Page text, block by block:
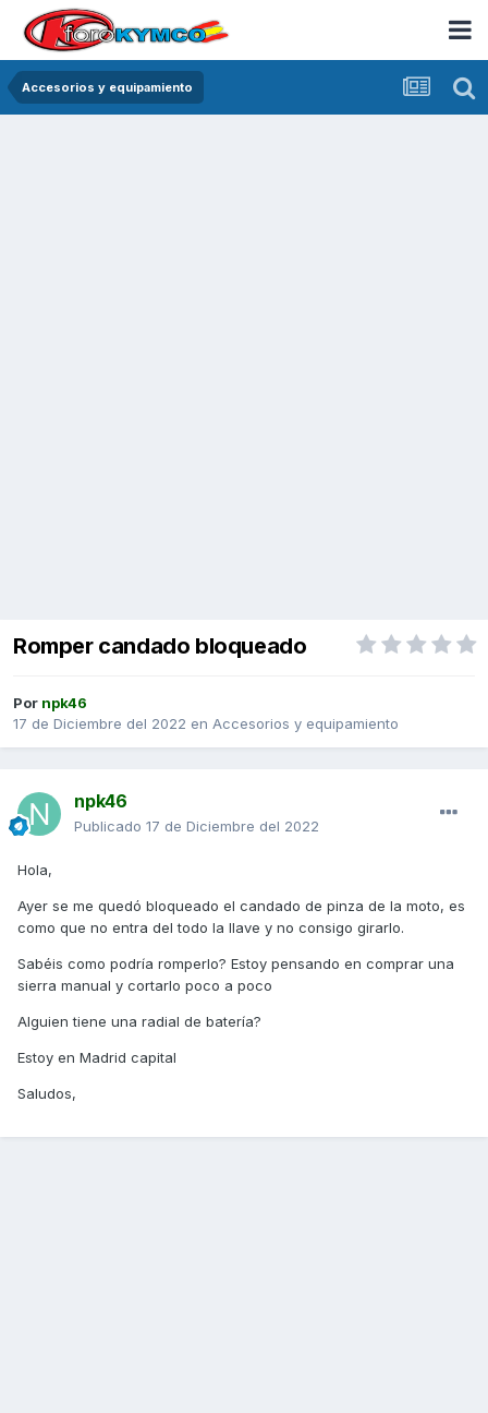
Accesorios y equipamiento
Romper candado bloqueado
Por npk46
17 de Diciembre del 2022 en Accesorios y equipamiento
npk46
Publicado 17 de Diciembre del 2022
Hola,
Ayer se me quedó bloqueado el candado de pinza de la moto, es
como que no entra del todo la llave y no consigo girarlo.
Sabéis como podría romperlo? Estoy pensando en comprar una
sierra manual y cortarlo poco a poco
Alguien tiene una radial de batería?
Estoy en Madrid capital
Saludos,